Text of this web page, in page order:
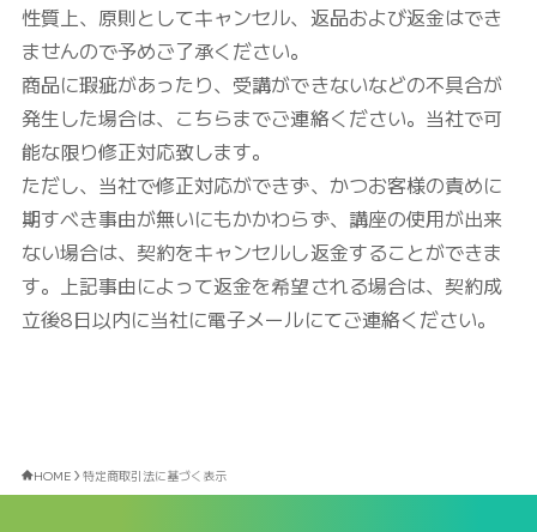
性質上、原則としてキャンセル、返品および返金はでき
ませんので予めご了承ください。
商品に瑕疵があったり、受講ができないなどの不具合が
発生した場合は、こちらまでご連絡ください。当社で可
能な限り修正対応致します。
ただし、当社で修正対応ができず、かつお客様の責めに
期すべき事由が無いにもかかわらず、講座の使用が出来
ない場合は、契約をキャンセルし返金することができま
す。上記事由によって返金を希望される場合は、契約成
立後8日以内に当社に電子メールにてご連絡ください。
HOME 特定商取引法に基づく表示